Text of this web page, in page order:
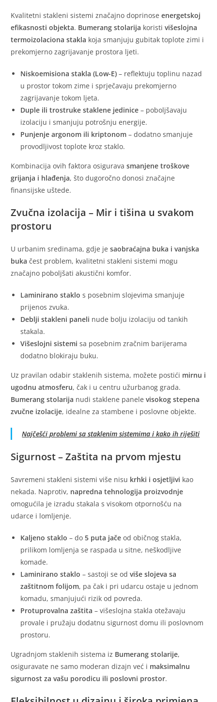
Kvalitetni stakleni sistemi značajno doprinoseenergetskoj
efikasnosti objekta. Bumerang stolarija koristivišeslojna
termoizolaciona stakla koja smanjuju gubitak toplote zimi i
prekomjerno zagrijavanje prostora ljeti.
Niskoemisiona stakla (Low-E) – reflektuju toplinu nazad
u prostor tokom zime i sprječavaju prekomjerno
zagrijavanje tokom ljeta.
Duple ili trostruke staklene jedinice – poboljšavaju
izolaciju i smanjuju potrošnju energije.
Punjenje argonom ili kriptonom – dodatno smanjuje
provodljivost toplote kroz staklo.
Kombinacija ovih faktora osiguravasmanjene troškove
grijanja i hlađenja, što dugoročno donosi značajne
finansijske uštede.
Zvučna izolacija – Mir i tišina u svakom
prostoru
U urbanim sredinama, gdje jesaobraćajna buka i vanjska
buka čest problem, kvalitetni stakleni sistemi mogu
značajno poboljšati akustični komfor.
Laminirano staklo s posebnim slojevima smanjuje
prijenos zvuka.
Deblji stakleni paneli nude bolju izolaciju od tankih
stakala.
Višeslojni sistemi sa posebnim zračnim barijerama
dodatno blokiraju buku.
Uz pravilan odabir staklenih sistema, možete postići mirnu i
ugodnu atmosferu, čak i u centru užurbanog grada.
Bumerang stolarija nudi staklene panelevisokog stepena
zvučne izolacije, idealne za stambene i poslovne objekte.
Najčešći problemi sa staklenim sistemima i kako ih riješiti
Sigurnost – Zaštita na prvom mjestu
Savremeni stakleni sistemi više nisu krhki i osjetljivi kao
nekada. Naprotiv, napredna tehnologija proizvodnje
omogućila je izradu stakala s visokom otpornošću na
udarce i lomljenje.
Kaljeno staklo – do5 puta jače od običnog stakla,
prilikom lomljenja se raspada u sitne, neškodljive
komade.
Laminirano staklo – sastoji se odviše slojeva sa
zaštitnom folijom, pa čak i pri udarcu ostaje u jednom
komadu, smanjujući rizik od povreda.
Protuprovalna zaštita – višeslojna stakla otežavaju
provale i pružaju dodatnu sigurnost domu ili poslovnom
prostoru.
Ugradnjom staklenih sistema iz Bumerang stolarije,
osiguravate ne samo moderan dizajn već i maksimalnu
sigurnost za vašu porodicu ili poslovni prostor.